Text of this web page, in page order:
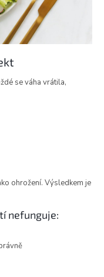
se váha vrátila,
ohrožení. Výsledkem je
nefunguje: